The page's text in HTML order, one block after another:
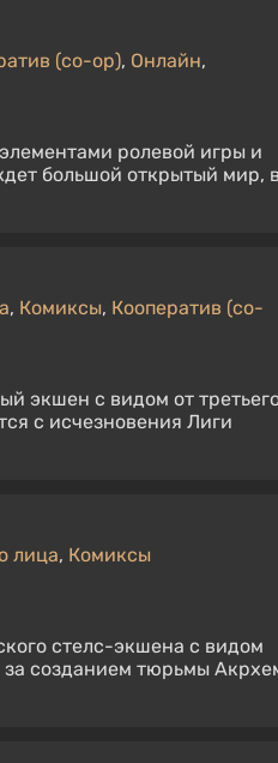
(co-op), Онлайн,
ролевой игры и
большой открытый мир,
, Комиксы, Кооператив (co-
экшен с видом от
с исчезновения Лиги
лица, Комиксы
стелс-экшена с видом
за созданием тюрьмы